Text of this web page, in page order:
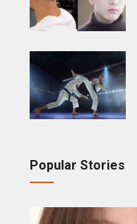
Popular Stories